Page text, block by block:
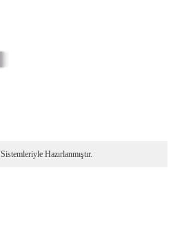
Sistemleriyle Hazırlanmıştır.